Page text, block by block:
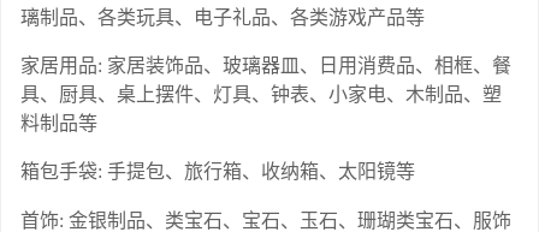
璃制品、各类玩具、电子礼品、各类游戏产品等
家居用品: 家居装饰品、玻璃器皿、日用消费品、相框、餐
具、厨具、桌上摆件、灯具、钟表、小家电、木制品、塑
料制品等
箱包手袋: 手提包、旅行箱、收纳箱、太阳镜等
首饰: 金银制品、类宝石、宝石、玉石、珊瑚类宝石、服饰